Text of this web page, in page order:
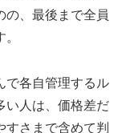
の、最後まで全員
で各自管理するル
い人は、価格差だ
さまで含めて判